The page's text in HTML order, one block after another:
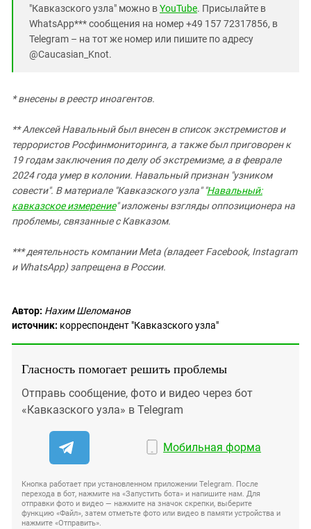
"Кавказского узла" можно вYouTube. Присылайте в
WhatsApp*** сообщения на номер +49 157 72317856, в
Telegram – на тот же номер или пишите по адресу
@Caucasian_Knot.
* внесены в реестр иноагентов.
** Алексей Навальный был внесен в список экстремистов и
террористов Росфинмониторинга, а также был приговорен к
19 годам заключения по делу об экстремизме, а в феврале
2024 года умер в колонии. Навальный признан "узником
совести". В материале "Кавказского узла" "Навальный:
кавказское измерение" изложены взгляды оппозиционера на
проблемы, связанные с Кавказом.
*** деятельность компании Meta (владеет Facebook, Instagram
и WhatsApp) запрещена в России.
Автор: Нахим Шеломанов
источник: корреспондент "Кавказского узла"
Гласность помогает решить проблемы
Отправь сообщение, фото и видео через бот
«Кавказского узла» в Telegram
Мобильная форма
Кнопка работает при установленном приложении Telegram. После
перехода в бот, нажмите на «Запустить бота» и напишите нам. Для
отправки фото и видео — нажмите на значок скрепки, выберите
функцию «Файл», затем отметьте фото или видео в памяти устройства и
нажмите «Отправить».